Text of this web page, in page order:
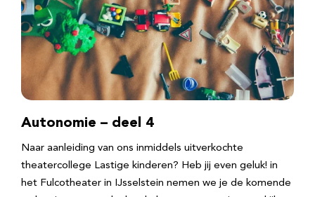
Autonomie – deel 4
Naar aanleiding van ons inmiddels uitverkochte
theatercollege Lastige kinderen? Heb jij even geluk! in
het Fulcotheater in IJsselstein nemen we je de komende